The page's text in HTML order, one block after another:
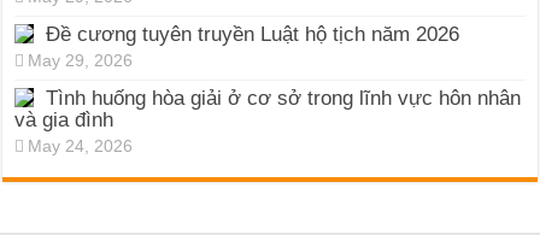
Đề cương tuyên truyền Luật hộ tịch năm 2026
May 29, 2026
Tình huống hòa giải ở cơ sở trong lĩnh vực hôn nhân
và gia đình
May 24, 2026